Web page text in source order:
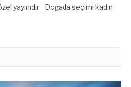
yayınıdır - Doğada seçimi kadın